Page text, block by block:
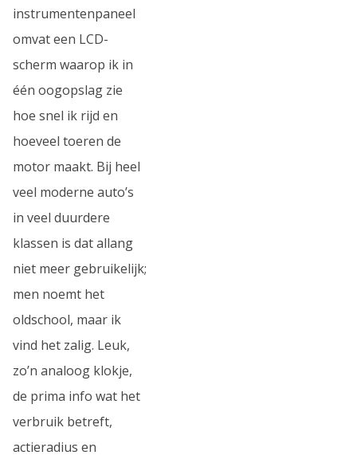
instrumentenpaneel
omvat een LCD-
scherm waarop ik in
één oogopslag zie
hoe snel ik rijd en
hoeveel toeren de
motor maakt. Bij heel
veel moderne auto’s
in veel duurdere
klassen is dat allang
niet meer gebruikelijk;
men noemt het
oldschool, maar ik
vind het zalig. Leuk,
zo’n analoog klokje,
de prima info wat het
verbruik betreft,
actieradius en